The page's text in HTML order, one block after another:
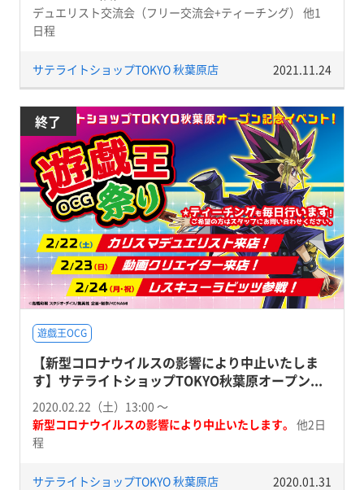
デュエリスト交流会（フリー交流会+ティーチング） 他1
日程
サテライトショップTOKYO 秋葉原店 2021.11.24
終了
遊戯王OCG
【新型コロナウイルスの影響により中止いたしま
す】サテライトショップTOKYO秋葉原オープン...
2020.02.22（土）13:00 〜
新型コロナウイルスの影響により中止いたします。 他2日
程
サテライトショップTOKYO 秋葉原店 2020.01.31